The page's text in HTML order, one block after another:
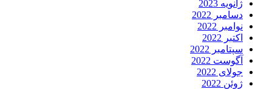
ژانویه 2023
دسامبر 2022
نوامبر 2022
اکتبر 2022
سپتامبر 2022
آگوست 2022
جولای 2022
ژوئن 2022